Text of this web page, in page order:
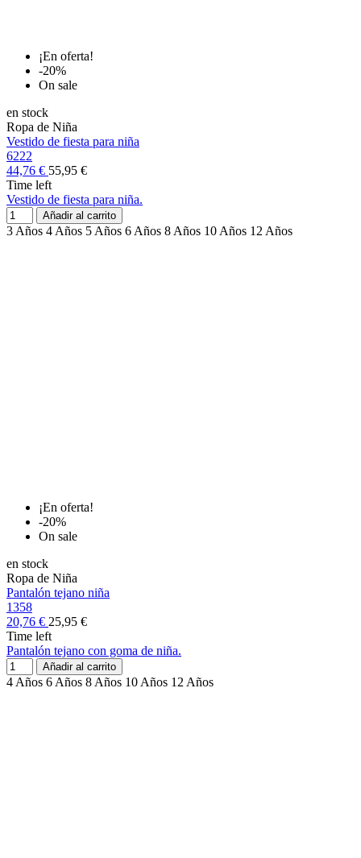
¡En oferta!
-20%
On sale
en stock
Ropa de Niña
Vestido de fiesta para niña
6222
44,76 € 55,95 €
Time left
Vestido de fiesta para niña.
Añadir al carrito
3 Años 4 Años 5 Años 6 Años 8 Años 10 Años 12 Años
¡En oferta!
-20%
On sale
en stock
Ropa de Niña
Pantalón tejano niña
1358
20,76 € 25,95 €
Time left
Pantalón tejano con goma de niña.
Añadir al carrito
4 Años 6 Años 8 Años 10 Años 12 Años